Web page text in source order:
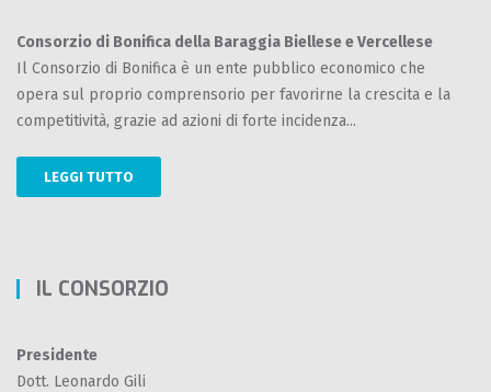
Consorzio di Bonifica della Baraggia Biellese e Vercellese
Il Consorzio di Bonifica è un ente pubblico economico che
opera sul proprio comprensorio per favorirne la crescita e la
competitività, grazie ad azioni di forte incidenza...
LEGGI TUTTO
IL CONSORZIO
Presidente
Dott. Leonardo Gili